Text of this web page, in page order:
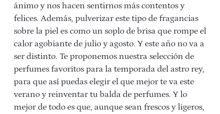
ánimo y nos hacen sentirnos más contentos y
felices. Además, pulverizar este tipo de fragancias
sobre la piel es como un soplo de brisa que rompe el
calor agobiante de julio y agosto. Y este año no va a
ser distinto. Te proponemos nuestra selección de
perfumes favoritos para la temporada del astro rey,
para que así puedas elegir el que mejor te va este
verano y reinventar tu balda de perfumes. Y lo
mejor de todo es que, aunque sean frescos y ligeros,